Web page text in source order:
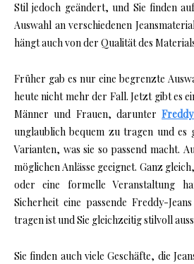
Stil jedoch geändert, und Sie finden
Auswahl an verschiedenen
hängt auch von der Qualität des
Früher gab es nur eine begrenzte
heute nicht mehr der Fall. Jetzt gibt es
Männer und Frauen, darunter
unglaublich bequem zu tragen und es
Varianten, was sie so passend macht.
möglichen Anlässe geeignet. Ganz
oder eine formelle Veranstaltung
Sicherheit eine passende Freddy-
tragen ist und Sie gleichzeitig stilvoll
Sie finden auch viele Geschäfte, die